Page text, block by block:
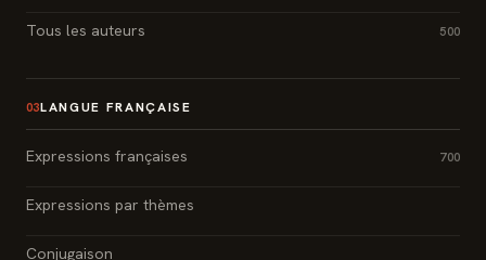
Tous les auteurs 500
03LANGUE FRANÇAISE
Expressions françaises 700
Expressions par thèmes
Conjugaison